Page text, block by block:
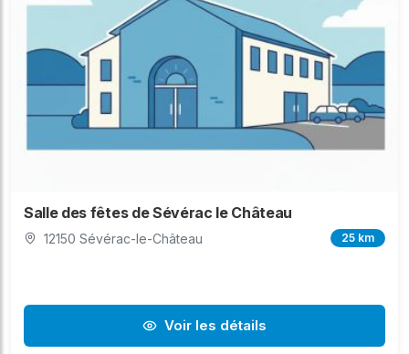
Salle des fêtes de Sévérac le Château
12150 Sévérac-le-Château 25 km
Voir les détails